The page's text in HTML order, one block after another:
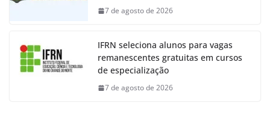
7 de agosto de 2026
IFRN seleciona alunos para vagas
remanescentes gratuitas em cursos
de especialização
7 de agosto de 2026